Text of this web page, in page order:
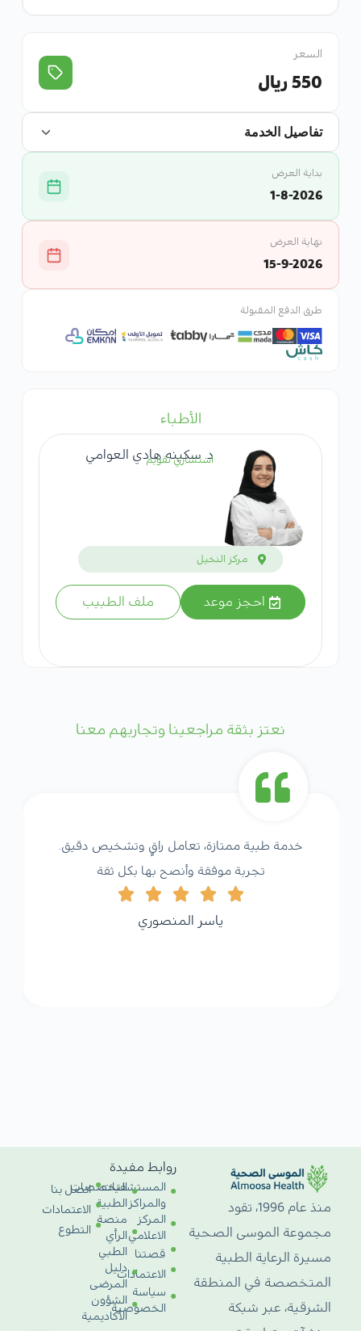
السعر
550 ريال
تفاصيل الخدمة
بداية العرض
1-8-2026
نهاية العرض
15-9-2026
طرق الدفع المقبولة
الأطباء
د. سكينه هادي العوامي
استشاري تقويم
مركز النخيل
احجز موعد ملف الطبيب
نعتز بثقة مراجعينا وتجاربهم معنا
خدمة طبية ممتازة، تعامل راقٍ وتشخيص دقيق.
تجربة موفقة وأنصح بها بكل ثقة
ياسر المنصوري
منذ عام 1996، تقود
مجموعة الموسى الصحية
مسيرة الرعاية الطبية
المتخصصة في المنطقة
الشرقية، عبر شبكة
روابط مفيدة
المستشفيات
والمراكز
المركز
الاعلامي
قصتنا
الاعتمادات
سياسة
الخصوصية
التخصصات
الطبية
منصة
الرأي
الطبي
دليل
المرضى
الشؤون
الأكاديمية
اتصل بنا
الاعتمادات
التطوع